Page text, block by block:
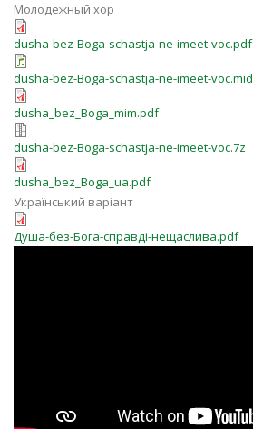
Молодежный хор
dusha-bez-Boga-schastja-ne-imeet-voc.pdf
dusha-bez-Boga-schastja-ne-imeet-voc.mid
dusha_bez_Boga_mim.pdf
dusha-bez-Boga-schastja-ne-imeet-voc.7z
dusha_bez_Boga_ua.pdf
Український варіант
Душа-без-Бога-справді-нещаслива.pdf